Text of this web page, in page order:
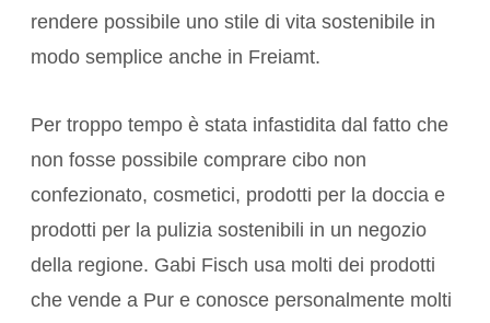
rendere possibile uno stile di vita sostenibile in
modo semplice anche in Freiamt.
Per troppo tempo è stata infastidita dal fatto che
non fosse possibile comprare cibo non
confezionato, cosmetici, prodotti per la doccia e
prodotti per la pulizia sostenibili in un negozio
della regione. Gabi Fisch usa molti dei prodotti
che vende a Pur e conosce personalmente molti